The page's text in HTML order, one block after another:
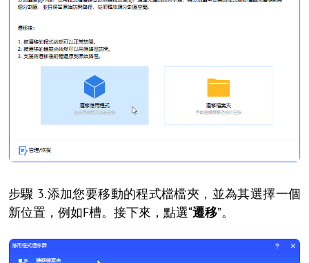
步驟 3.添加您要移動的程式檔檔夾，並為其選擇一個
新位置，例如F槽。接下來，點選“遷移”。